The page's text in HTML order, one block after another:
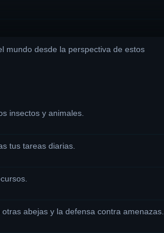
mundo desde la perspectiva de estos
insectos y animales.
tus tareas diarias.
abejas y la defensa contra amenazas.